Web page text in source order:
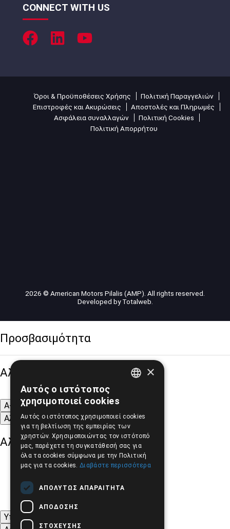
CONNECT WITH US
Όροι & Προϋποθέσεις Χρήσης
Πολιτική Παραγγελιών
Επιστροφές και Ακυρώσεις
Αποστολές και Πληρωμές
Ασφάλεια συναλλαγών
Πολιτική Cookies
Πολιτική Απορρήτου
2026 © American Motors Pilalis (AMP). All rights reserved.
Developed byTotalweb
Προσβασιμότητα
Αλλαγή Μεγέθους
A- A+
A
Αλλαγή Γραμματοσειράς
Αλλαγή Χρώματος
Υπογράμμιση συνδέσμων
×
Αυτός ο ιστότοπος
χρησιμοποιεί cookies
Αυτός ο ιστότοπος χρησιμοποιεί cookies
για τη βελτίωση της εμπειρίας των
χρηστών. Χρησιμοποιώντας τον ιστότοπό
μας, παρέχετε τη συγκατάθεσή σας για
όλα τα cookies σύμφωνα με την Πολιτική
μας για τα cookies. Διαβάστε περισσότερα
ΑΠΟΛΎΤΩΣ ΑΠΑΡΑΊΤΗΤΑ
ΑΠΌΔΟΣΗΣ
ΣΤΌΧΕΥΣΗΣ